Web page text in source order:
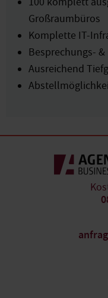
Großraumbüros
Komplette IT-
Besprechungs-
Ausreichend